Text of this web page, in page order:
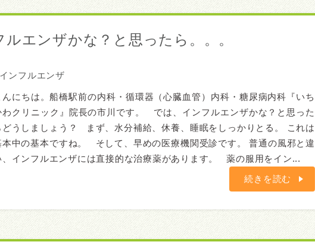
エンザかな？と思ったら。。。
インフルエンザ
んにちは。船橋駅前の内科・循環器（心臓血管）内科・糖尿病内科『いち
わクリニック』院長の市川です。 では、インフルエンザかな？と思った
どうしましょう？ まず、水分補給、休養、睡眠をしっかりとる。 これは
本中の基本ですね。 そして、早めの医療機関受診です。 普通の風邪と違
、インフルエンザには直接的な治療薬があります。 薬の服用をイン...
続きを読む